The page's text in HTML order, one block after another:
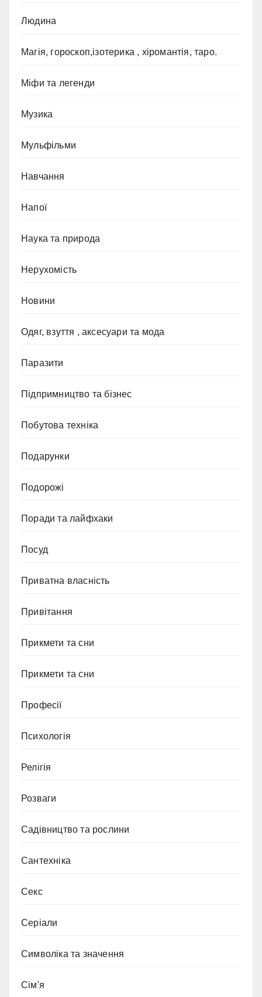
Людина
Магія, гороскоп,ізотерика , хіромантія, таро.
Міфи та легенди
Музика
Мульфільми
Навчання
Напої
Наука та природа
Нерухомість
Новини
Одяг, взуття , аксесуари та мода
Паразити
Підпримництво та бізнес
Побутова техніка
Подарунки
Подорожі
Поради та лайфхаки
Посуд
Приватна власність
Привітання
Прикмети та сни
Прикмети та сни
Професії
Психологія
Релігія
Розваги
Садівництво та рослини
Сантехніка
Секс
Серіали
Символіка та значення
Сім'я